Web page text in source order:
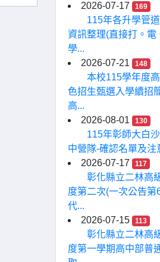
2026-07-17
169
115年各升學管
資訊整理(直接打。電
學...
2026-07-21
148
本校115學年度
色招生甄選入學續招
高...
2026-08-01
130
115年彰師大白
中營隊-確認名單及注
2026-07-17
117
彰化縣立二林高
度第二次(一次公告第
代...
2026-07-15
113
彰化縣立二林高
度第一學期高中部普